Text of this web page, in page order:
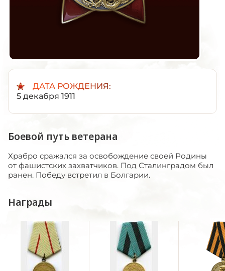
ДАТА РОЖДЕНИЯ:
5 декабря 1911
Боевой путь ветерана
Храбро сражался за освобождение своей Родины
от фашистских захватчиков. Под Сталинградом был
ранен. Победу встретил в Болгарии.
Награды